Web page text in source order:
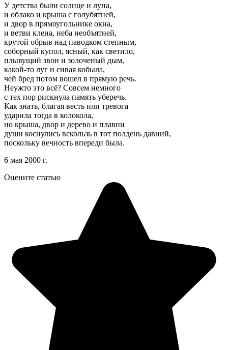
У детства были солнце и луна,
и облако и крыша с голубятней,
и двор в прямоугольнике окна,
и ветви клена, неба необъятней,
крутой обрыв над паводком степным,
соборный купол, ясный, как светило,
плывущий звон и золоченый дым,
какой-то луг и сивая кобыла,
чей бред потом вошел в прямую речь.
Неужто это всё? Совсем немного
с тех пор рискнула память уберечь.
Как знать, благая весть или тревога
ударила тогда в колокола,
но крыша, двор и дерево и плавни
души коснулись вскользь в тот полдень давний,
поскольку вечность впереди была.
6 мая 2000 г.
Оцените статью